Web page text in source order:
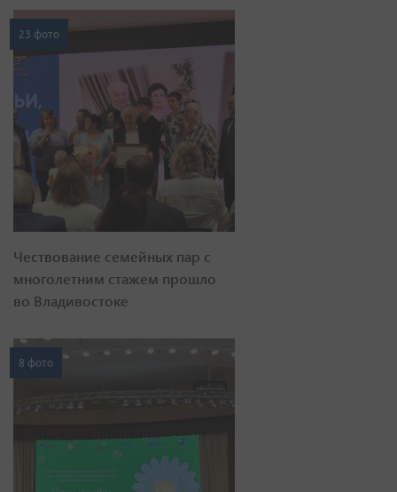
23 фото
Чествование семейных пар с
многолетним стажем прошло
во Владивостоке
8 фото